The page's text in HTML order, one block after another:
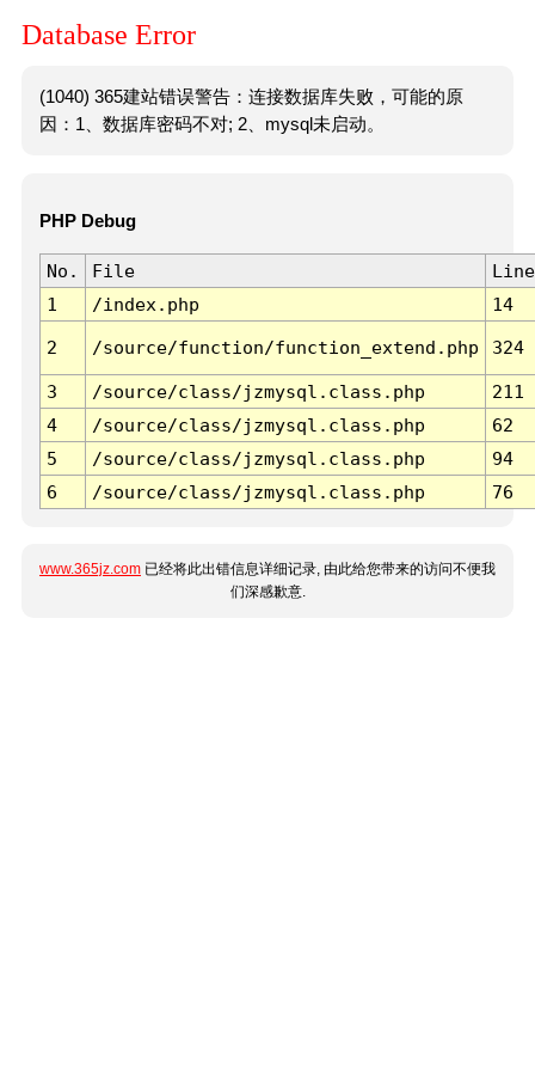
Database Error
(1040) 365建站错误警告：连接数据库失败，可能的原
因：1、数据库密码不对; 2、mysql未启动。
PHP Debug
No. File
Line
1
/index.php 14
2 /source/function/function_extend.php 324
3 /source/class/jzmysql.class.php
211
4
/source/class/jzmysql.class.php
62
5
/source/class/jzmysql.class.php
94
6
/source/class/jzmysql.class.php 76
www.365jz.com 已经将此出错信息详细记录, 由此给您带来的访问不便我
们深感歉意.